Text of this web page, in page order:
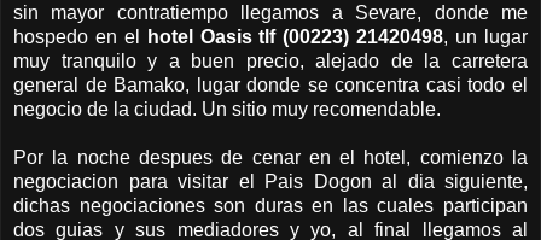
sin mayor contratiempo llegamos a Sevare, donde me
hospedo en el
hotel Oasis tlf (00223) 21420498, un lugar
muy tranquilo y a buen precio, alejado de la carretera
general de Bamako, lugar donde se concentra casi todo el
negocio de la ciudad. Un sitio muy recomendable.
Por la noche despues de cenar en el hotel, comienzo la
negociacion para visitar el Pais Dogon al dia siguiente,
dichas negociaciones son duras en las cuales participan
dos guias y sus mediadores y yo, al final llegamos al